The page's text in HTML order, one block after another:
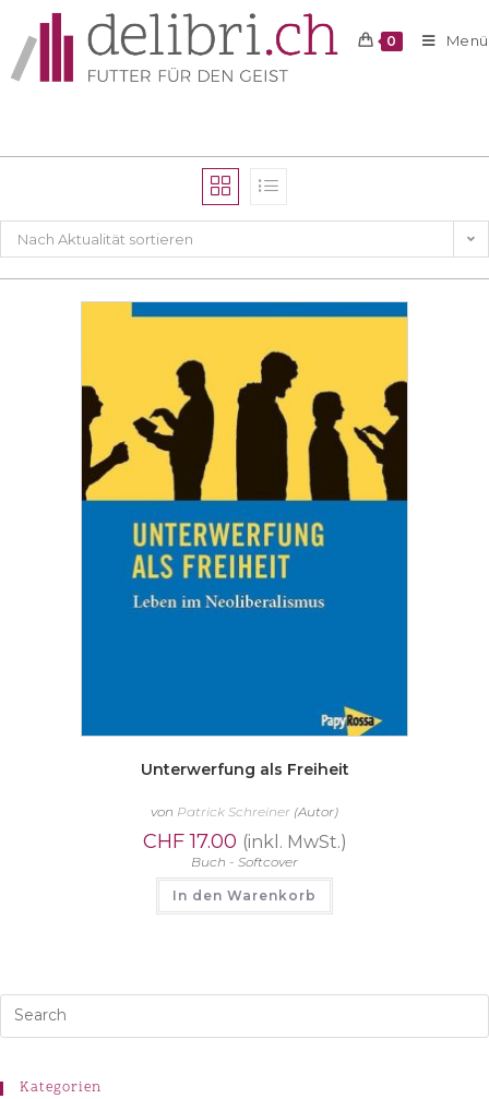
0 Menü
Nach Aktualität sortieren
Unterwerfung als Freiheit
von Patrick Schreiner (Autor)
CHF17.00 (inkl. MwSt.)
Buch - Softcover
In den Warenkorb
Kategorien